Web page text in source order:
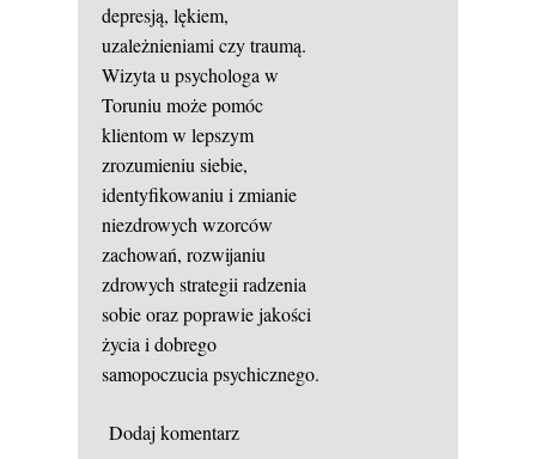
depresją, lękiem,
uzależnieniami czy traumą.
Wizyta u psychologa w
Toruniu może pomóc
klientom w lepszym
zrozumieniu siebie,
identyfikowaniu i zmianie
niezdrowych wzorców
zachowań, rozwijaniu
zdrowych strategii radzenia
sobie oraz poprawie jakości
życia i dobrego
samopoczucia psychicznego.
Dodaj komentarz